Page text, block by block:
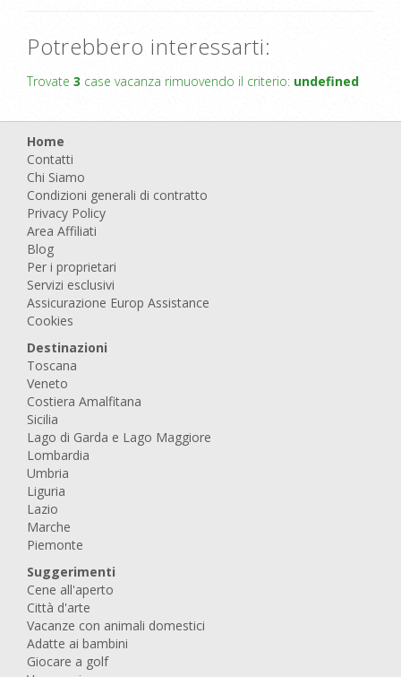
Potrebbero interessarti:
Trovate 3 case vacanza rimuovendo il criterio: undefined
Home
Contatti
Chi Siamo
Condizioni generali di contratto
Privacy Policy
Area Affiliati
Blog
Per i proprietari
Servizi esclusivi
Assicurazione Europ Assistance
Cookies
Destinazioni
Toscana
Veneto
Costiera Amalfitana
Sicilia
Lago di Garda e Lago Maggiore
Lombardia
Umbria
Liguria
Lazio
Marche
Piemonte
Suggerimenti
Cene all'aperto
Città d'arte
Vacanze con animali domestici
Adatte ai bambini
Giocare a golf